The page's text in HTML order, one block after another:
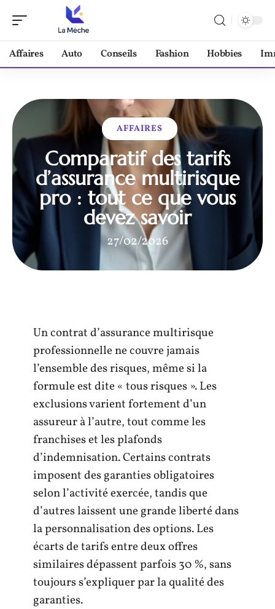
Affaires Auto Conseils Fashion Hobbies
AFFAIRES
Comparatif des tarifs
d’assurance multirisque
pro : tout ce que vous
devez savoir
27/02/2026
Un contrat d’assurance multirisque
professionnelle ne couvre jamais
l’ensemble des risques, même si la
formule est dite « tous risques ». Les
exclusions varient fortement d’un
assureur à l’autre, tout comme les
franchises et les plafonds
d’indemnisation. Certains contrats
imposent des garanties obligatoires
selon l’activité exercée, tandis que
d’autres laissent une grande liberté dans
la personnalisation des options. Les
écarts de tarifs entre deux offres
similaires dépassent parfois 30 %, sans
toujours s’expliquer par la qualité des
garanties.